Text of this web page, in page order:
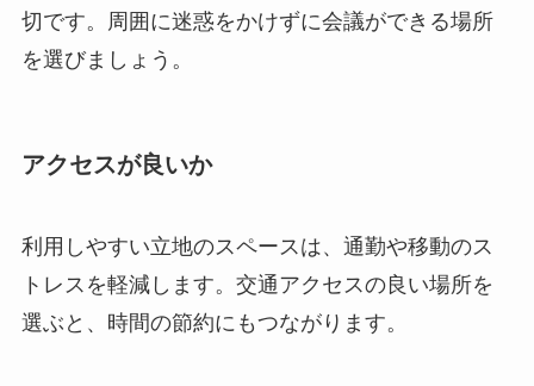
切です。周囲に迷惑をかけずに会議ができる場所
を選びましょう。
アクセスが良いか
利用しやすい立地のスペースは、通勤や移動のス
トレスを軽減します。交通アクセスの良い場所を
選ぶと、時間の節約にもつながります。